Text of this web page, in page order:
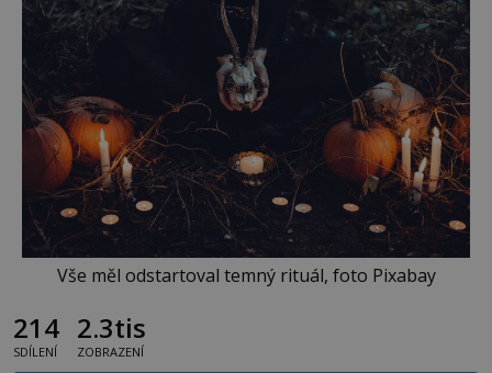
Vše měl odstartoval temný rituál, foto Pixabay
214
SDÍLENÍ
2.3tis
ZOBRAZENÍ